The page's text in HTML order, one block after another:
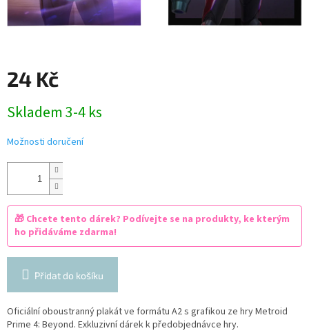
24 Kč
cena:
Skladem 3-4 ks
Možnosti doručení
🎁 Chcete tento dárek? Podívejte se na produkty, ke kterým
ho přidáváme zdarma!
Přidat do košíku
Oficiální oboustranný plakát ve formátu A2 s grafikou ze hry Metroid
Prime 4: Beyond. Exkluzivní dárek k předobjednávce hry.